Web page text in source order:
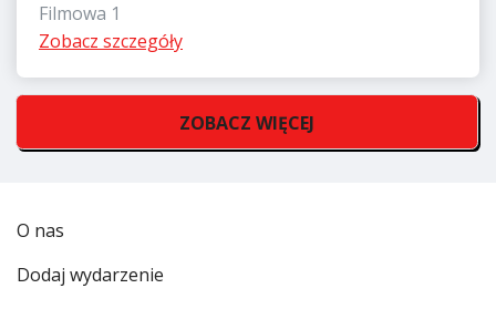
Filmowa 1
Zobacz szczegóły
ZOBACZ WIĘCEJ
O nas
Dodaj wydarzenie